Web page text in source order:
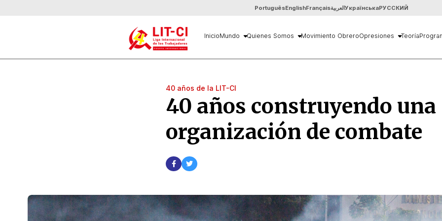
PortuguêsEnglishFrançaisالعربيةУкраїнськаРУССКИЙ
InicioMundo Quienes Somos Movimiento ObreroOpresiones Teoría
40 años de la LIT-CI
40 años construyendo una
organización de combate